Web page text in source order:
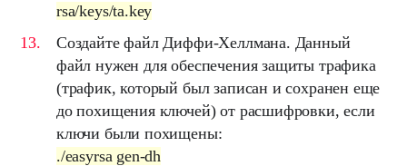
rsa/keys/ta.key
Создайтефайл Диффи-Хеллмана. Данный
файл нужен для обеспечения защиты трафика
(трафик, который был записан и сохранен еще
до похищения ключей) от расшифровки, если
ключи были похищены:
./easyrsa gen-dh